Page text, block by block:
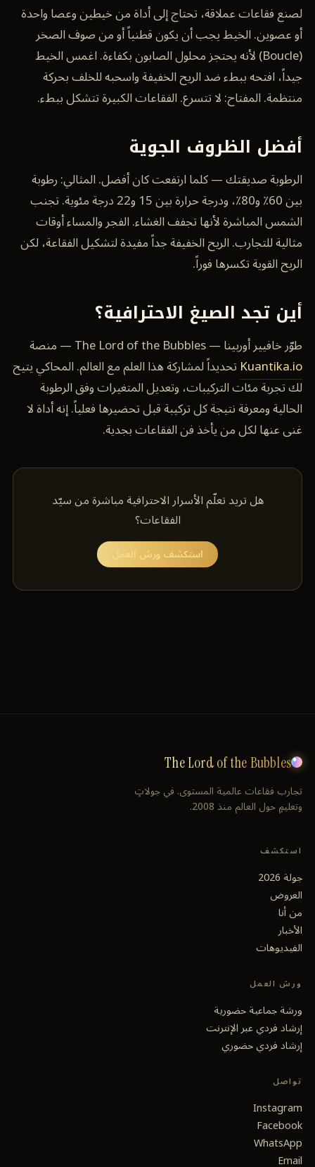
لصنع فقاعات عملاقة، تحتاج إلى أداة من خيطين وعصا واحدة
أو عصوين. الخيط يجب أن يكون قطنياً أو من صوف الصخر
(Boucle) لأنه يحتجز محلول الصابون بكفاءة. اغمس الخيط
جيداً، افتحه ببطء ضد الريح الخفيفة واسحبه للخلف بحركة
منتظمة. المفتاح: لا تتسرع. الفقاعات الكبيرة تتشكل ببطء.
أفضل الظروف الجوية
الرطوبة صديقتك — كلما ارتفعت كان أفضل. المثالي: رطوبة
بين 60٪ و80٪، ودرجة حرارة بين 15 و22 درجة مئوية. تجنب
الشمس المباشرة لأنها تجفف الغشاء. الفجر والمساء أوقات
مثالية للتجارب. الريح الخفيفة جداً مفيدة لتشكيل الفقاعة، لكن
الريح القوية تكسرها فوراً.
أين تجد الصيغ الاحترافية؟
طوّر خافيير أوربينا — The Lord of the Bubbles — منصة
Kuantika.io تحديداً لمشاركة هذا العلم مع العالم. المحاكي يتيح
لك تجربة مئات التركيبات، وتعديل المتغيرات وفق الرطوبة
الحالية ومعرفة نتيجة كل تركيبة قبل تحضيرها فعلياً. إنه أداة لا
غنى عنها لكل من يأخذ فن الفقاعات بجدية.
هل تريد تعلّم الأسرار الاحترافية مباشرة من سيّد
الفقاعات؟
استكشف ورش العمل
The Lord of the Bubbles
تجارب فقاعات عالمية المستوى. في جولاتٍ
وتعليمٍ حول العالم منذ 2008.
استكشف
جولة 2026
العروض
من أنا
الأخبار
الفيديوهات
ورش العمل
ورشة جماعية حضورية
إرشاد فردي عبر الإنترنت
إرشاد فردي حضوري
تواصل
Instagram
Facebook
WhatsApp
Email